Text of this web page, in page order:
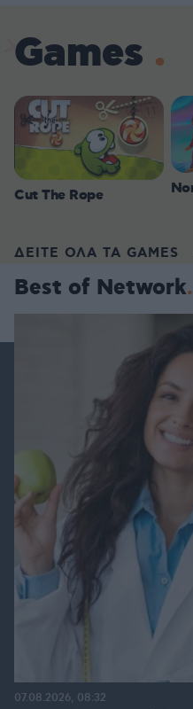
Games
Cut The Rope
ΔΕΙΤΕ ΟΛΑ ΤΑ GAMES
Best of Network
07.08.2026, 08:32